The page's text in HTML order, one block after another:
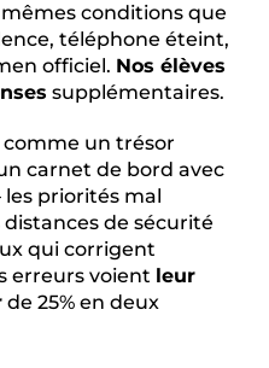
conditions que
téléphone éteint,
officiel. Nos élèves
supplémentaires.
un trésor
carnet de bord avec
priorités mal
de sécurité
qui corrigent
erreurs voient leur
de 25% en deux